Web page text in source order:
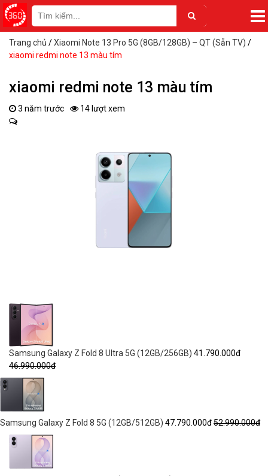
Trang chủ /Xiaomi Note 13 Pro 5G (8GB/128GB) – QT (Sẵn TV) /
xiaomi redmi note 13 màu tím
xiaomi redmi note 13 màu tím
3 năm trước 14 lượt xem
Samsung Galaxy Z Fold 8 Ultra 5G (12GB/256GB) 41.790.000đ
46.990.000đ
Samsung Galaxy Z Fold 8 5G (12GB/512GB) 47.790.000đ52.990.000đ